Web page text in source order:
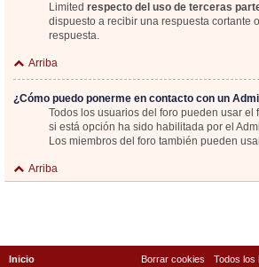
Limited respecto del uso de terceras
dispuesto a recibir una respuesta cortante
respuesta.
Arriba
¿Cómo puedo ponerme en contacto con un
Todos los usuarios del foro pueden usar el
si está opción ha sido habilitada por el
Los miembros del foro también pueden
Arriba
Inicio Todos los
Borrar cookies